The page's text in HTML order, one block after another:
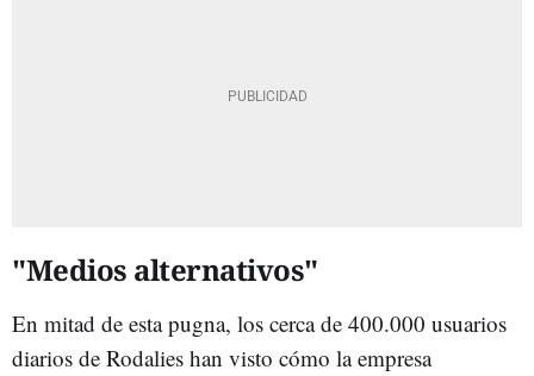
"Medios alternativos"
En mitad de esta pugna, los cerca de 400.000 usuarios
diarios de Rodalies han visto cómo la empresa